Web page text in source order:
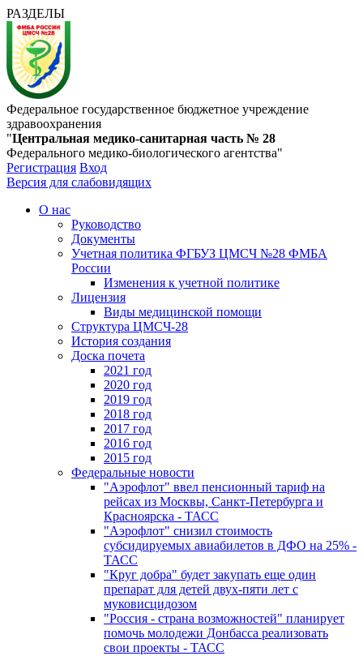
РАЗДЕЛЫ
Федеральное государственное бюджетное учреждение
здравоохранения
"Центральная медико-санитарная часть № 28
Федерального медико-биологического агентства"
Регистрация Вход
Версия для слабовидящих
О нас
Руководство
Документы
Учетная политика ФГБУЗ ЦМСЧ №28 ФМБА
России
Изменения к учетной политике
Лицензия
Виды медицинской помощи
Структура ЦМСЧ-28
История создания
Доска почета
2021 год
2020 год
2019 год
2018 год
2017 год
2016 год
2015 год
Федеральные новости
"Аэрофлот" ввел пенсионный тариф на
рейсах из Москвы, Санкт-Петербурга и
Красноярска - ТАСС
"Аэрофлот" снизил стоимость
субсидируемых авиабилетов в ДФО на 25% -
ТАСС
"Круг добра" будет закупать еще один
препарат для детей двух-пяти лет с
муковисцидозом
"Россия - страна возможностей" планирует
помочь молодежи Донбасса реализовать
свои проекты - ТАСС